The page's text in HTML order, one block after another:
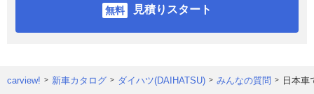
見積りスタート
carview! 新車カタログ ダイハツ(DAIHATSU) みんなの質問 日本車